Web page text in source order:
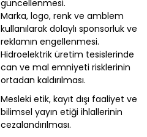
güncellenmesi.
Marka, logo, renk ve amblem
kullanılarak dolaylı sponsorluk ve
reklamın engellenmesi.
Hidroelektrik üretim tesislerinde
can ve mal emniyeti risklerinin
ortadan kaldırılması.
Mesleki etik, kayıt dışı faaliyet ve
bilimsel yayın etiği ihlallerinin
cezalandırılması.